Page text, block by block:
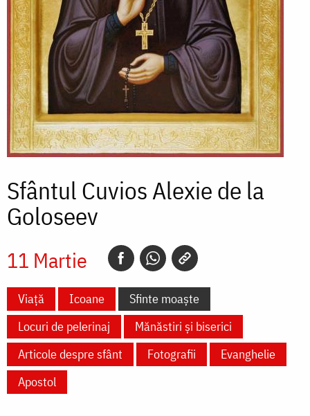
Sfântul Cuvios Alexie de la
Goloseev
11 Martie
Viață Icoane
Sfinte moaște
Locuri de pelerinaj
Mănăstiri și biserici
Articole despre sfânt
Fotografii
Evanghelie
Apostol